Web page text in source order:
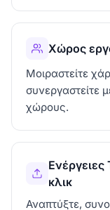
Χώρος
Μοιραστείτε
συνεργαστείτε
χώρους.
κλικ
Αναπτύξτε,